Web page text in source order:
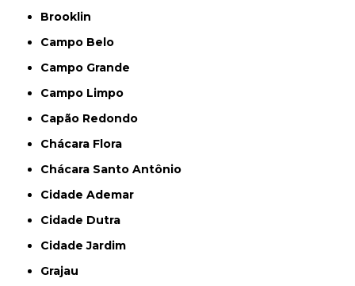
Brooklin
Campo Belo
Campo Grande
Campo Limpo
Capão Redondo
Chácara Flora
Chácara Santo Antônio
Cidade Ademar
Cidade Dutra
Cidade Jardim
Grajau